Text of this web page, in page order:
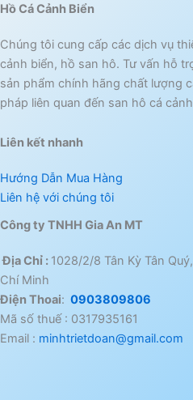
Hồ Cá Cảnh Biển
Chúng tôi cung cấp các dịch vụ
cảnh biển, hồ san hô. Tư vấn hỗ
sản phẩm chính hãng chất lượng
pháp liên quan đến san hô cá
Liên kết nhanh
Hướng Dẫn Mua Hàng
Liên hệ với chúng tôi
Công ty TNHH Gia An MT
Địa Chỉ : 1028/2/8 Tân Kỳ Tân
Chí Minh
Điện Thoai: 0903809806
Mã số thuế : 0317935161
Email : minhtrietdoan@gmail.com